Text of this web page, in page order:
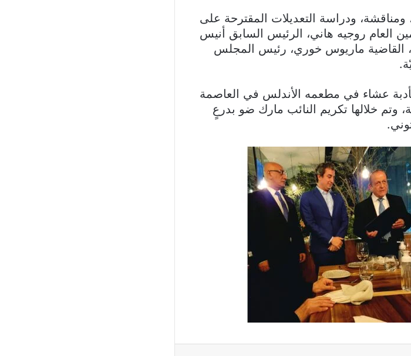
ودراسة التعديلات المقترحة على
العام روجيه هاني، الرئيس السابق أنيس
القاضية ماريوس خوري، رئيس المجلس
عشاء في مطعمه الأندلس في العاصمة
خلالها تكريم النائب مارك ضو بدرعٍ